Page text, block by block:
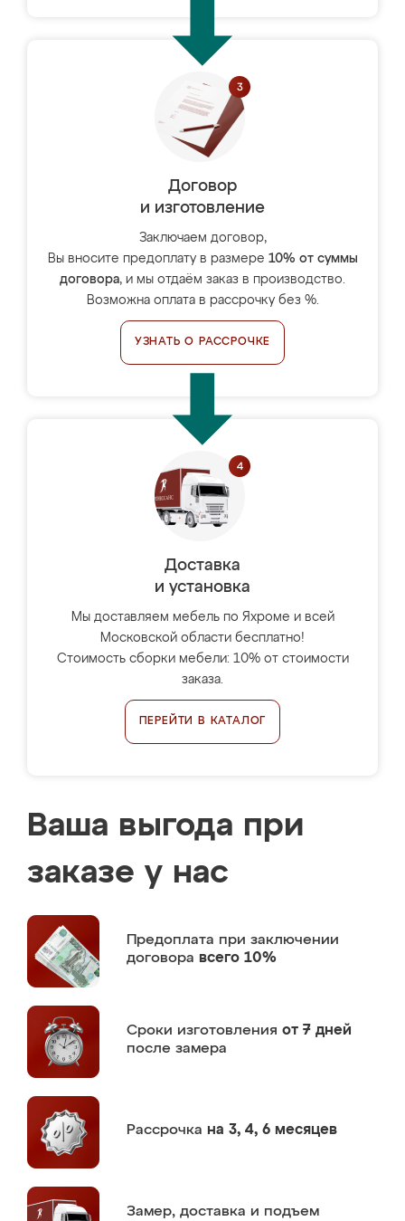
Договор
и изготовление
Заключаем договор,
Вы вносите предоплату в размере 10% от суммы
договора, и мы отдаём заказ в производство.
Возможна оплата в рассрочку без %.
УЗНАТЬ О РАССРОЧКЕ
Доставка
и установка
Мы доставляем мебель по Яхроме и всей
Московской области бесплатно!
Стоимость сборки мебели: 10% от стоимости
заказа.
ПЕРЕЙТИ В КАТАЛОГ
Ваша выгода при
заказе у нас
Предоплата при заключении
договора всего 10%
Сроки изготовления от 7 дней
после замера
Рассрочка на 3, 4, 6 месяцев
Замер, доставка и подъем